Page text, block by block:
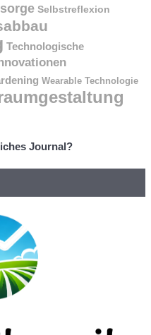
Selbstreflexion
Technologische
Wearable Technologie
Journal?